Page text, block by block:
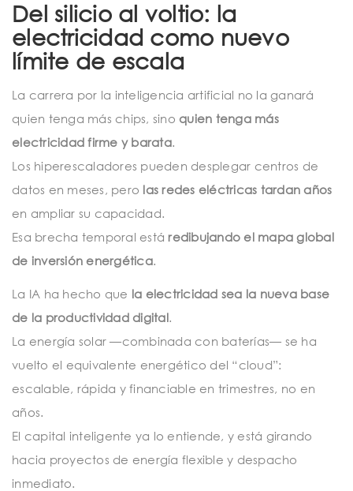
Del silicio al voltio: la
electricidad como nuevo
límite de escala
La carrera por la inteligencia artificial no la ganará
quien tenga más chips, sino quien tenga más
electricidad firme y barata.
Los hiperescaladores pueden desplegar centros de
datos en meses, pero las redes eléctricas tardan años
en ampliar su capacidad.
Esa brecha temporal estáredibujando el mapa global
de inversión energética.
La IA ha hecho que la electricidad sea la nueva base
de la productividad digital.
La energía solar —combinada con baterías— se ha
vuelto el equivalente energético del “cloud”:
escalable, rápida y financiable en trimestres, no en
años.
El capital inteligente ya lo entiende, y está girando
hacia proyectos de energía flexible y despacho
inmediato.